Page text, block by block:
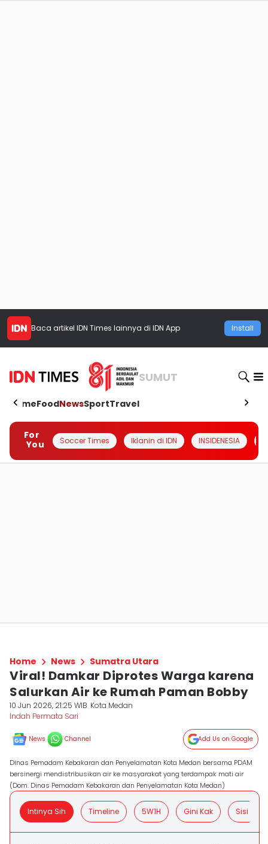
Baca artikel IDN Times lainnya di IDN App Install
SUMUT
HomeFoodNewsSportTravel
For
You
Soccer Times Iklanin di IDN INSIDENESIA
Home News Sumatra Utara
Viral! Damkar Diprotes Warga karena
Salurkan Air ke Rumah Paman Bobby
10 Jun 2026, 21:25 WIB Kota Medan
Indah Permata Sari
News Channel Add Us on Google
Dinas Pemadam Kebakaran dan Penyelamatan Kota Medan bersama PDAM
bersinergi mendistribusikan air ke masyarakat yang terdampak mati air
(Dom. Dinas Pemadam Kebakaran dan Penyelamatan Kota Medan)
Intinya Sih Timeline 5W1H Gini Kak Sisi